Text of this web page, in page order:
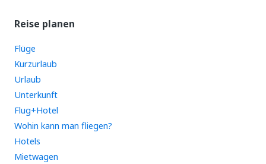
Reise planen
Flüge
Kurzurlaub
Urlaub
Unterkunft
Flug+Hotel
Wohin kann man fliegen?
Hotels
Mietwagen